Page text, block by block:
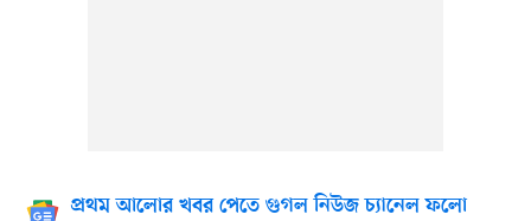
প্রথম আলোর খবর পেতে গুগল নিউজ চ্যানেল ফলো